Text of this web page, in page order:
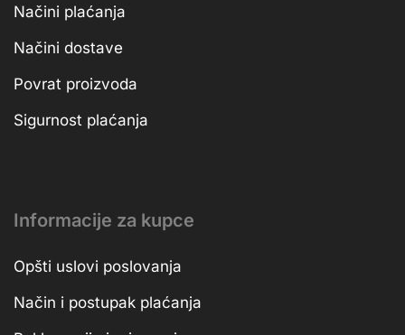
Načini plaćanja
Načini dostave
Povrat proizvoda
Sigurnost plaćanja
Informacije za kupce
Opšti uslovi poslovanja
Način i postupak plaćanja